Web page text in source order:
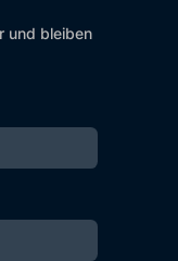
und bleiben